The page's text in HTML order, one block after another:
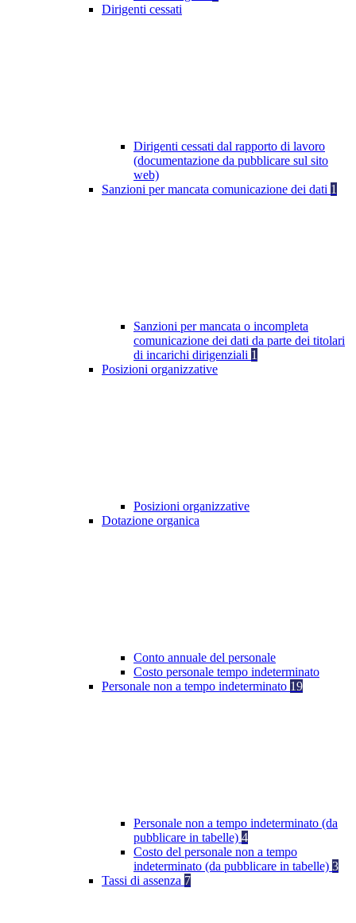
Dirigenti cessati
Dirigenti cessati dal rapporto di lavoro
(documentazione da pubblicare sul sito
web)
Sanzioni per mancata comunicazione dei dati 1
Sanzioni per mancata o incompleta
comunicazione dei dati da parte dei titolari
di incarichi dirigenziali 1
Posizioni organizzative
Posizioni organizzative
Dotazione organica
Conto annuale del personale
Costo personale tempo indeterminato
Personale non a tempo indeterminato 19
Personale non a tempo indeterminato (da
pubblicare in tabelle) 4
Costo del personale non a tempo
indeterminato (da pubblicare in tabelle) 3
Tassi di assenza 7